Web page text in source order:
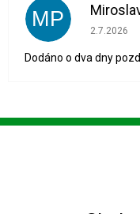
MP 2.7.2026
Dodáno o dva dny
Z